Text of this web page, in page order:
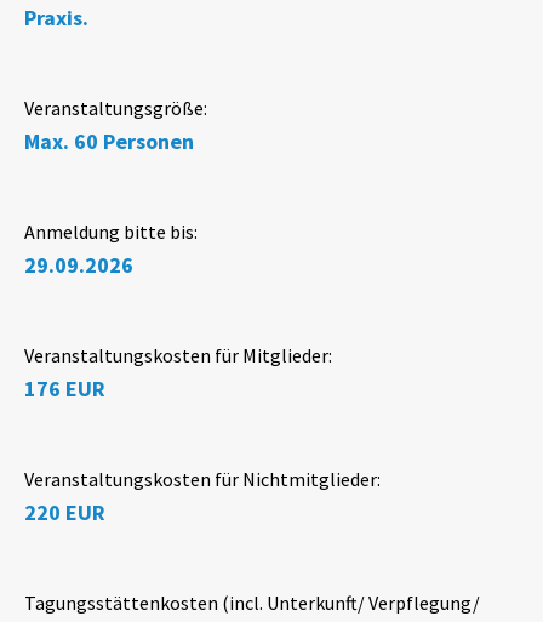
Praxis.
Veranstaltungsgröße:
Max. 60 Personen
Anmeldung bitte bis:
29.09.2026
Veranstaltungskosten für Mitglieder:
176 EUR
Veranstaltungskosten für Nichtmitglieder:
220 EUR
Tagungsstättenkosten (incl. Unterkunft/ Verpflegung/